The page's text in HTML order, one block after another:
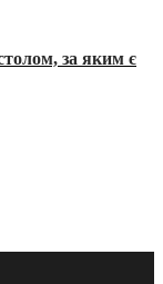
за яким є